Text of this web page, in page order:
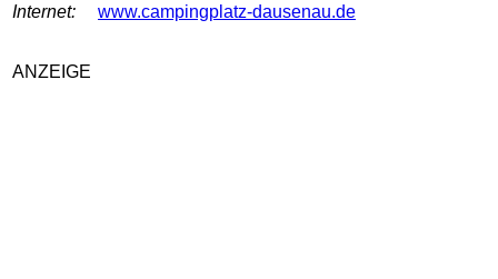
Internet:
www.campingplatz-dausenau.de
ANZEIGE